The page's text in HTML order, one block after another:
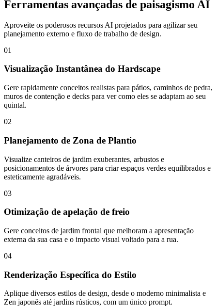
Ferramentas avançadas de paisagismo AI
Aproveite os poderosos recursos AI projetados para agilizar seu
planejamento externo e fluxo de trabalho de design.
01
Visualização Instantânea do Hardscape
Gere rapidamente conceitos realistas para pátios, caminhos de pedra,
muros de contenção e decks para ver como eles se adaptam ao seu
quintal.
02
Planejamento de Zona de Plantio
Visualize canteiros de jardim exuberantes, arbustos e
posicionamentos de árvores para criar espaços verdes equilibrados e
esteticamente agradáveis.
03
Otimização de apelação de freio
Gere conceitos de jardim frontal que melhoram a apresentação
externa da sua casa e o impacto visual voltado para a rua.
04
Renderização Específica do Estilo
Aplique diversos estilos de design, desde o moderno minimalista e
Zen japonês até jardins rústicos, com um único prompt.